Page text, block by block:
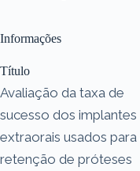
Informações
Título
Avaliação da taxa de
sucesso dos implantes
extraorais usados para
retenção de próteses